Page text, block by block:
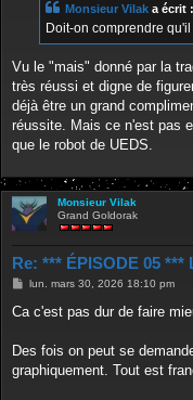
Monsieur Vilak a écrit :
Doit-on comprendre
Vu le "mais" donné par la
très réussi et digne de
déjà être un grand
réussite. Mais ce n'est pas
que le robot de UEDS.
Monsieur Vilak
Grand Goldorak
Re: *** ÉPISODE 05
M
s
g
lun. mars 30, 2026 18:10 pm
Ca c'est pas dur de faire
Des fois on peut se
graphiquement. Tout est